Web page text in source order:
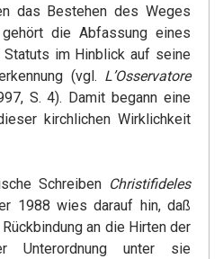
das Bestehen des Weges
die Abfassung eines
Statuts im Hinblick auf seine
(vgl. L’Osservatore
S. 4). Damit begann eine
kirchlichen Wirklichkeit
Schreiben Christifideles
1988 wies darauf hin, daß
an die Hirten der
Unterordnung unter sie